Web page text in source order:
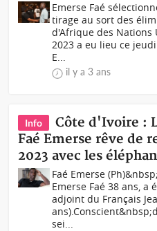
Emerse Faé
tirage au sort des
d'Afrique des Nations
2023 a eu lieu ce
E...
il y a 3 ans
Info
Côte d'Ivoire :
Faé Emerse rêve de
2023 avec les
Faé Emerse
Emerse Faé 38 ans,
adjoint du Français
sei...